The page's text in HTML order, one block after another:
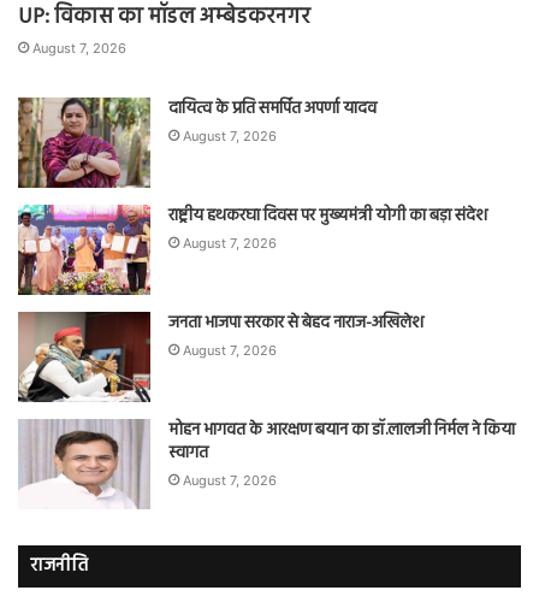
UP: विकास का मॉडल अम्बेडकरनगर
August 7, 2026
दायित्व के प्रति समर्पित अपर्णा यादव
August 7, 2026
राष्ट्रीय हथकरघा दिवस पर मुख्यमंत्री योगी का बड़ा संदेश
August 7, 2026
जनता भाजपा सरकार से बेहद नाराज-अखिलेश
August 7, 2026
मोहन भागवत के आरक्षण बयान का डॉ.लालजी निर्मल ने किया
स्वागत
August 7, 2026
राजनीति